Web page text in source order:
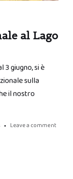
al Lago
3 giugno, si è
sulla
il nostro
Leave a comment